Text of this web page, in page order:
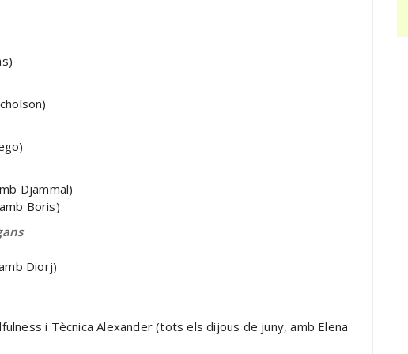
Djammal)
Boris)
Diorj)
i Tècnica Alexander (tots els dijous de juny, amb Elena